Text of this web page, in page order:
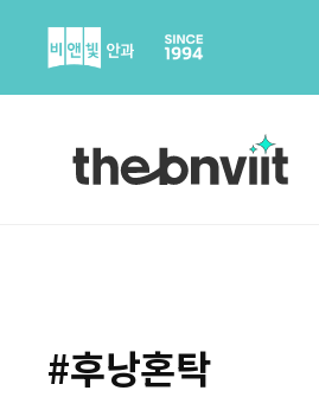
content
#후낭혼탁